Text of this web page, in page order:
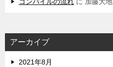
アーカイブ
2021年8月